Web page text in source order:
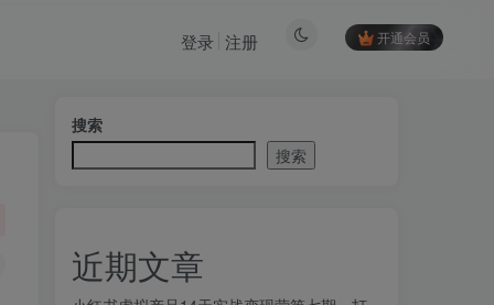
开通会员
登录 注册
搜索
搜索
近期文章